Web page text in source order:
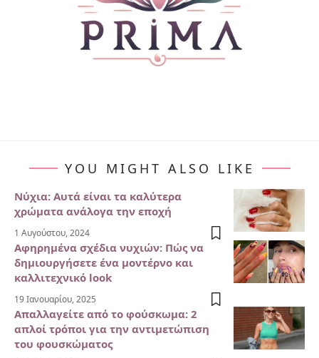
YOU MIGHT ALSO LIKE
Νύχια: Αυτά είναι τα καλύτερα
χρώματα ανάλογα την εποχή
1 Αυγούστου, 2024
Αφηρημένα σχέδια νυχιών: Πώς να
δημιουργήσετε ένα μοντέρνο και
καλλιτεχνικό look
19 Ιανουαρίου, 2025
Απαλλαγείτε από το φούσκωμα: 2
απλοί τρόποι για την αντιμετώπιση
του φουσκώματος